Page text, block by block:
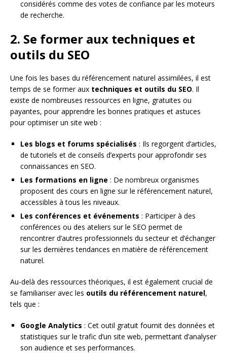
considérés comme des votes de confiance par les moteurs
de recherche.
2. Se former aux techniques et
outils du SEO
Une fois les bases du référencement naturel assimilées, il est
temps de se former aux techniques et outils du SEO. Il
existe de nombreuses ressources en ligne, gratuites ou
payantes, pour apprendre les bonnes pratiques et astuces
pour optimiser un site web :
Les blogs et forums spécialisés : Ils regorgent d’articles,
de tutoriels et de conseils d’experts pour approfondir ses
connaissances en SEO.
Les formations en ligne : De nombreux organismes
proposent des cours en ligne sur le référencement naturel,
accessibles à tous les niveaux.
Les conférences et événements : Participer à des
conférences ou des ateliers sur le SEO permet de
rencontrer d’autres professionnels du secteur et d’échanger
sur les dernières tendances en matière de référencement
naturel.
Au-delà des ressources théoriques, il est également crucial de
se familiariser avec les outils du référencement naturel,
tels que :
Google Analytics : Cet outil gratuit fournit des données et
statistiques sur le trafic d’un site web, permettant d’analyser
son audience et ses performances.